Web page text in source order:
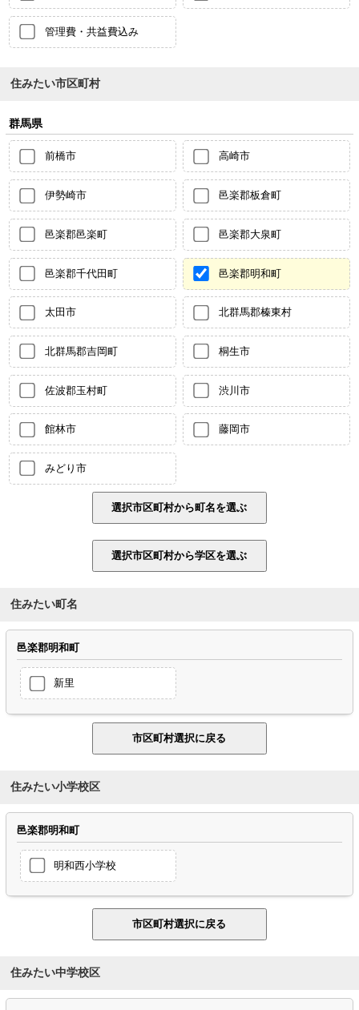
管理費・共益費込み
住みたい市区町村
群馬県
前橋市 高崎市
伊勢崎市 邑楽郡板倉町
邑楽郡邑楽町 邑楽郡大泉町
邑楽郡千代田町 邑楽郡明和町
太田市 北群馬郡榛東村
北群馬郡吉岡町 桐生市
佐波郡玉村町 渋川市
館林市 藤岡市
みどり市
住みたい町名
邑楽郡明和町
新里
住みたい小学校区
邑楽郡明和町
明和西小学校
住みたい中学校区